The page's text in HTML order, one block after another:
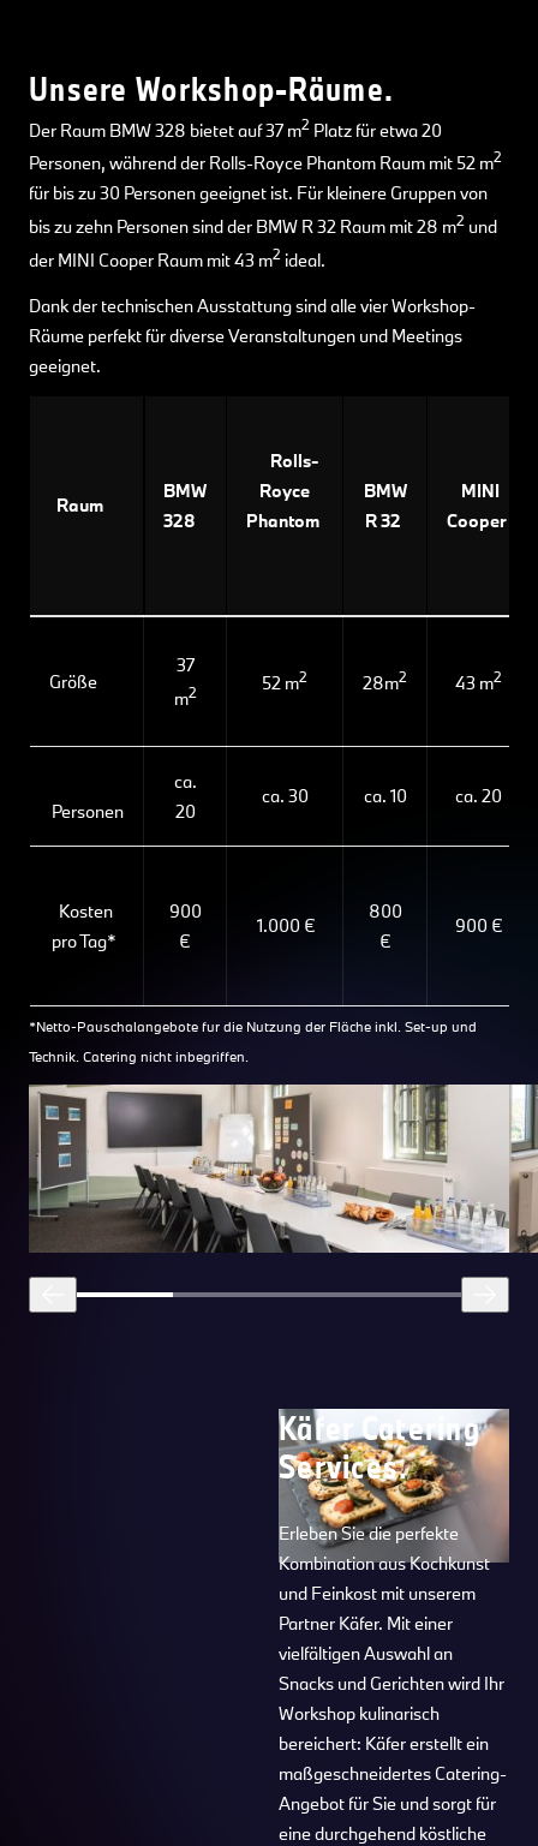
Unsere Workshop-Räume.
Der Raum BMW 328 bietet auf 37 m2 Platz für etwa 20
Personen, während der Rolls-Royce Phantom Raum mit 52 m2
für bis zu 30 Personen geeignet ist. Für kleinere Gruppen von
bis zu zehn Personen sind der BMW R 32 Raum mit 28 m2 und
der MINI Cooper Raum mit 43 m2 ideal.
Dank der technischen Ausstattung sind alle vier Workshop-
Räume perfekt für diverse Veranstaltungen und Meetings
geeignet.
Raum
BMW
328
Rolls-
Royce
Phantom
BMW
R 32
MINI
Cooper
Größe
37
m2 52 m2 28m2 43 m2
Personen
ca.
20
ca. 30 ca. 10 ca. 20
Kosten
pro Tag*
900
€
1.000 €
800
€
900 €
*Netto-Pauschalangebote für die Nutzung der Fläche inkl. Set-up und
Technik. Catering nicht inbegriffen.
Käfer Catering
Services.
Erleben Sie die perfekte
Kombination aus Kochkunst
und Feinkost mit unserem
Partner Käfer. Mit einer
vielfältigen Auswahl an
Snacks und Gerichten wird Ihr
Workshop kulinarisch
bereichert: Käfer erstellt ein
maßgeschneidertes Catering-
Angebot für Sie und sorgt für
eine durchgehend köstliche